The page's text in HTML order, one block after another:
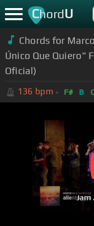
ChordU
Chords for
Único Que Quiero"
Oficial)
136 bpm F# B
Jam